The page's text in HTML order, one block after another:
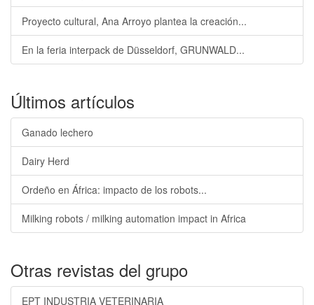
Proyecto cultural, Ana Arroyo plantea la creación...
En la feria interpack de Düsseldorf, GRUNWALD...
Últimos artículos
Ganado lechero
Dairy Herd
Ordeño en África: impacto de los robots...
Milking robots / milking automation impact in Africa
Otras revistas del grupo
EPT INDUSTRIA VETERINARIA